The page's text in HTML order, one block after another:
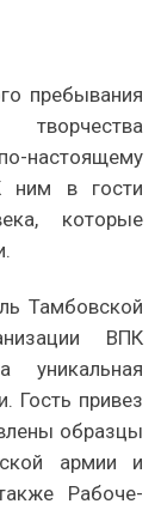
пребывания
ним в гости
которые
Тамбовской
ВПК
Гость привез
образцы
армии и
Рабоче-